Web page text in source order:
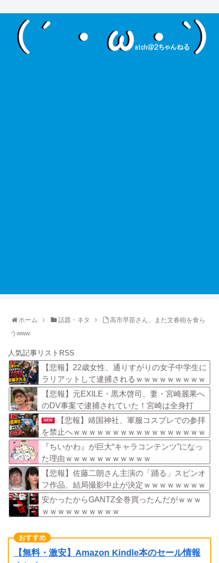
ホーム 話題・ネタ
高市早苗さん、また文春砲を食ら
うwww
人気記事リストRSS
【悲報】22歳女性、通りすがりの女子中学生に
ラリアットして逮捕されるｗｗｗｗｗｗｗｗｗ
ｗｗｗｗ
【悲報】元EXILE・黒木啓司、妻・宮崎麗果へ
のDV事案で逮捕されていた！宮崎は全身打
撲、頭部裂傷及び打撲、頸部損傷・・・
NEW
【悲報】靖国神社、軍服コスプレでの参拝
を禁止へｗｗｗｗｗｗｗｗｗｗｗｗｗｗｗｗｗ
ｗｗ
『ちいかわ』が巨大“キャラコンテンツ”になっ
た理由ｗｗｗｗｗｗｗｗｗｗｗ
【悲報】佐藤二朗さん主演の「踊る」スピンオ
フ作品、結局撮影中止が決定ｗｗｗｗｗｗｗｗ
ｗ
安かったからGANTZ全巻買ったんだがｗｗｗ
ｗｗｗｗｗｗｗｗｗｗ
【無料・激安】Amazon Kindle本のセール情報